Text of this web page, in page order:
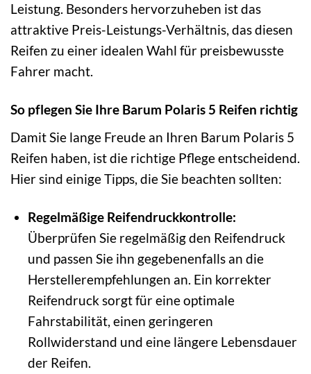
Leistung. Besonders hervorzuheben ist das
attraktive Preis-Leistungs-Verhältnis, das diesen
Reifen zu einer idealen Wahl für preisbewusste
Fahrer macht.
So pflegen Sie Ihre Barum Polaris 5 Reifen richtig
Damit Sie lange Freude an Ihren Barum Polaris 5
Reifen haben, ist die richtige Pflege entscheidend.
Hier sind einige Tipps, die Sie beachten sollten:
Regelmäßige Reifendruckkontrolle:
Überprüfen Sie regelmäßig den Reifendruck
und passen Sie ihn gegebenenfalls an die
Herstellerempfehlungen an. Ein korrekter
Reifendruck sorgt für eine optimale
Fahrstabilität, einen geringeren
Rollwiderstand und eine längere Lebensdauer
der Reifen.